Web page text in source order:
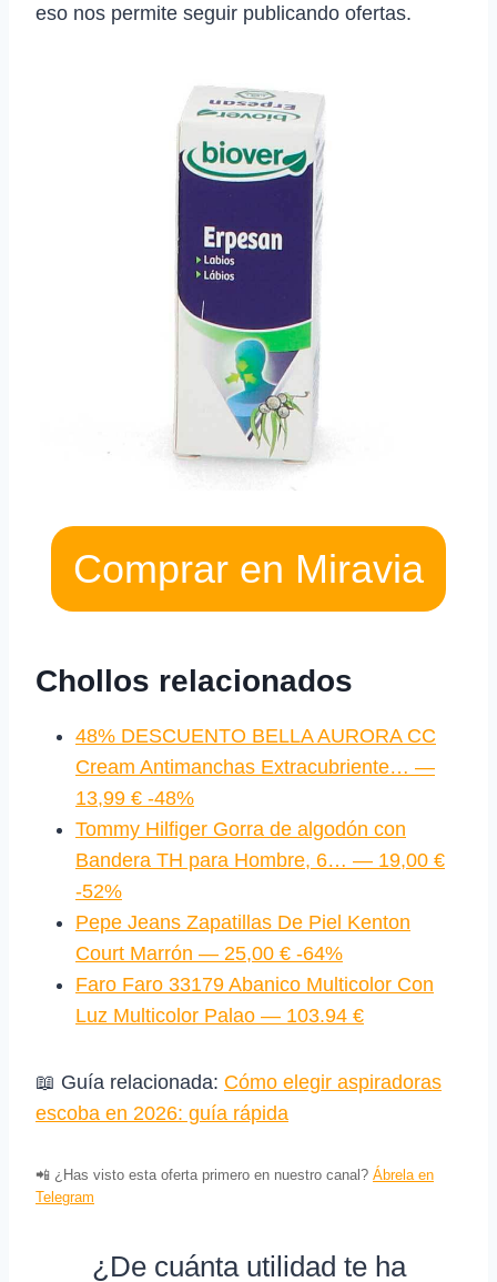
eso nos permite seguir publicando ofertas.
Comprar en Miravia
Chollos relacionados
48% DESCUENTO BELLA AURORA CC
Cream Antimanchas Extracubriente… —
13,99 € -48%
Tommy Hilfiger Gorra de algodón con
Bandera TH para Hombre, 6… — 19,00 €
-52%
Pepe Jeans Zapatillas De Piel Kenton
Court Marrón — 25,00 € -64%
Faro Faro 33179 Abanico Multicolor Con
Luz Multicolor Palao — 103.94 €
📖 Guía relacionada: Cómo elegir aspiradoras
escoba en 2026: guía rápida
📲 ¿Has visto esta oferta primero en nuestro canal? Ábrela en
Telegram
¿De cuánta utilidad te ha